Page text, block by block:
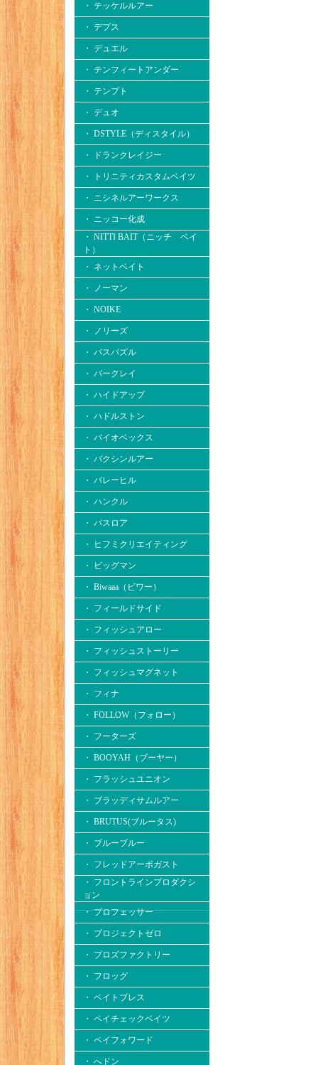
・ テッケルルアー
・ デプス
・ デュエル
・ テンフィートアンダー
・ テンプト
・ デュオ
・ DSTYLE（ディスタイル）
・ ドランクレイジー
・ トリニティカスタムベイツ
・ ニシネルアーワークス
・ ニッコー化成
・ NITTI BAIT（ニッチ ベイ
ト）
・ ネットベイト
・ ノーマン
・ NOIKE
・ ノリーズ
・ バスパズル
・ バークレイ
・ ハイドアップ
・ ハドルストン
・ バイオベックス
・ バクシンルアー
・ バレーヒル
・ ハンクル
・ バスロア
・ ヒフミクリエイティング
・ ビッグマン
・ Biwaaa（ビワー）
・ フィールドサイド
・ フィッシュアロー
・ フィッシュストーリー
・ フィッシュマグネット
・ フィナ
・ FOLLOW（フォロー）
・ フーターズ
・ BOOYAH（ブーヤー）
・ フラッシュユニオン
・ ブラッディサムルアー
・ BRUTUS(ブルータス)
・ ブルーブルー
・ フレッドアーボガスト
・ フロントラインプロダクシ
ョン
・ プロフェッサー
・ プロジェクトゼロ
・ プロズファクトリー
・ フロッグ
・ ベイトブレス
・ ペイチェックベイツ
・ ペイフォワード
・ へドン